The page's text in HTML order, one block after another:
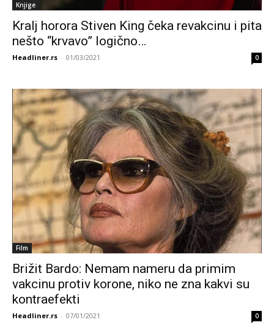
Knjige
Kralj horora Stiven King čeka revakcinu i pita
nešto “krvavo” logično…
Headliner.rs - 01/03/2021 0
Film
Brižit Bardo: Nemam nameru da primim
vakcinu protiv korone, niko ne zna kakvi su
kontraefekti
Headliner.rs - 07/01/2021 0